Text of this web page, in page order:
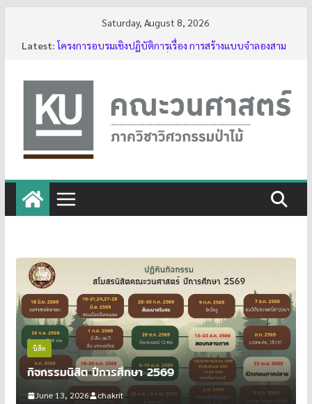
Saturday, August 8, 2026
Latest:
บรรยากาศการอบรมเชิงปฏิบัติการเรื่อง การสร้างแบบ
จำลองสามมิติของต้นไม้ด้วย LiDAR รุ่นที่ 5
มิติของต้นไม้ด้วย LiDAR รุ่นที่ 5
รับสมัครโครงการอบรม “การใช้งานเลื่อยโซ่ยนต์ขั้นพื้นฐาน
สำหรับนิสิต ประจำปี 2569”
กิจกรรมนิสิต ปีการศึกษา 2569
ทุนสนับสนุนโครงงานนิสิตผ่านอาจารย์ที่ปรึกษา
นิสิต
กิจกรรมนิสิต ปีการศึกษา 2569
June 13, 2026 chakrit